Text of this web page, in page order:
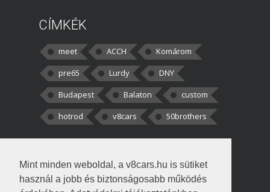
Mint minden weboldal, a v8cars.hu is sütiket
használ a jobb és biztonságosabb működés
CÍMKÉK
meet ACCH
Komárom
pre65
Lurdy
DNY
Budapest
Balaton
custom
hotrod
v8cars 50brothers
kortisz:Elszúrtam! Én csak két
darabbaal számoltam. Nem tudtam, hogy fél autót,